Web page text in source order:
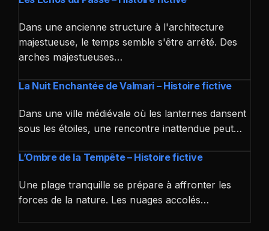
Dans une ancienne structure à l'architecture
majestueuse, le temps semble s'être arrêté. Des
arches majestueuses…
La Nuit Enchantée de Valmari – Histoire fictive
Dans une ville médiévale où les lanternes dansent
sous les étoiles, une rencontre inattendue peut…
L’Ombre de la Tempête – Histoire fictive
Une plage tranquille se prépare à affronter les
forces de la nature. Les nuages accolés…